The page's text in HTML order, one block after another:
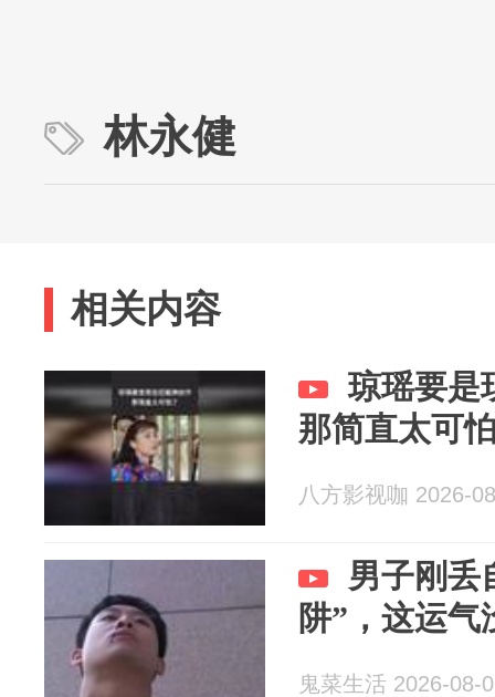
林永健
相关内容
琼瑶要是
那简直太可
八方影视咖 2026-
男子刚丢
阱”，这运气
鬼菜生活 2026-08-